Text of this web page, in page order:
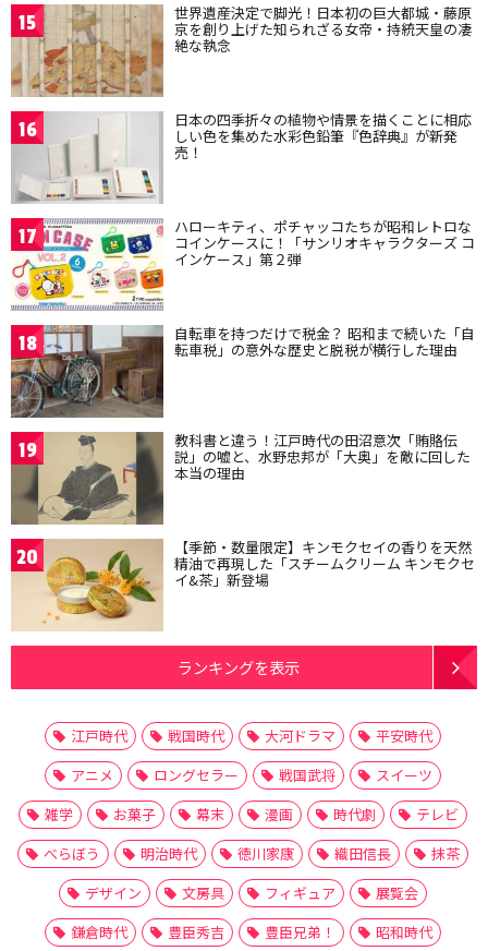
15 世界遺産決定で脚光！日本初の巨大都城・藤原
京を創り上げた知られざる女帝・持統天皇の凄
絶な執念
16 日本の四季折々の植物や情景を描くことに相応
しい色を集めた水彩色鉛筆『色辞典』が新発
売！
17 ハローキティ、ポチャッコたちが昭和レトロな
コインケースに！「サンリオキャラクターズ コ
インケース」第２弾
18 自転車を持つだけで税金？ 昭和まで続いた「自
転車税」の意外な歴史と脱税が横行した理由
19 教科書と違う！江戸時代の田沼意次「賄賂伝
説」の嘘と、水野忠邦が「大奥」を敵に回した
本当の理由
20 【季節・数量限定】キンモクセイの香りを天然
精油で再現した「スチームクリーム キンモクセ
イ&茶」新登場
ランキングを表示
江戸時代 戦国時代 大河ドラマ
平安時代
アニメ
ロングセラー 戦国武将
スイーツ
雑学
お菓子 幕末 漫画 時代劇
テレビ
べらぼう
明治時代 徳川家康 織田信長
抹茶
デザイン
文房具 フィギュア
展覧会
鎌倉時代
豊臣秀吉 豊臣兄弟！
昭和時代